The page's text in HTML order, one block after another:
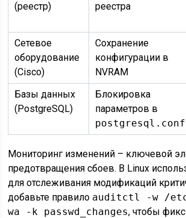
(реестр)
реестра
Сетевое
оборудование
(Cisco)
Сохранение
конфигурации в
NVRAM
Базы данных
(PostgreSQL)
Блокировка
параметров в
postgresql.conf
Мониторинг изменений – ключевой
предотвращения сбоев. В Linux
для отслеживания модификаций
добавьте правило auditctl -w /
wa -k passwd_changes, чтобы